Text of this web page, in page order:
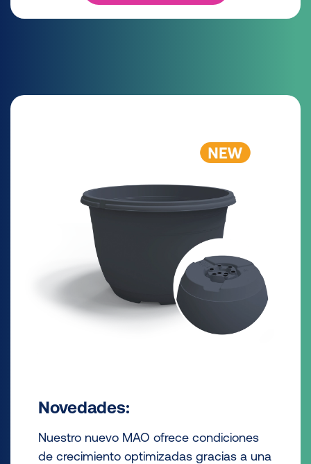
Novedades:
Nuestro nuevo MAO ofrece condiciones
de crecimiento optimizadas gracias a una